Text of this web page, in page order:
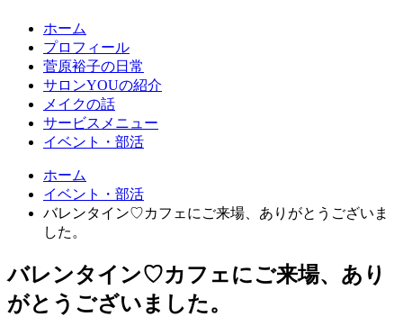
ホーム
プロフィール
菅原裕子の日常
サロンYOUの紹介
メイクの話
サービスメニュー
イベント・部活
ホーム
イベント・部活
バレンタイン♡カフェにご来場、ありがとうございま
した。
バレンタイン♡カフェにご来場、あり
がとうございました。